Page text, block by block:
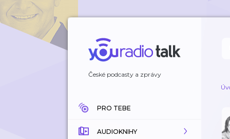
České podcasty a zprávy
PRO TEBE
AUDIOKNIHY